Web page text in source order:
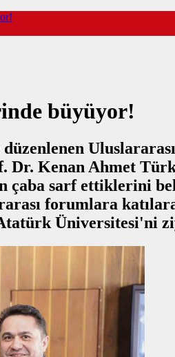
büyüyor!
Kenan Ahmet
çaba sarf ettiklerini
forumlara
Üniversitesi'ni